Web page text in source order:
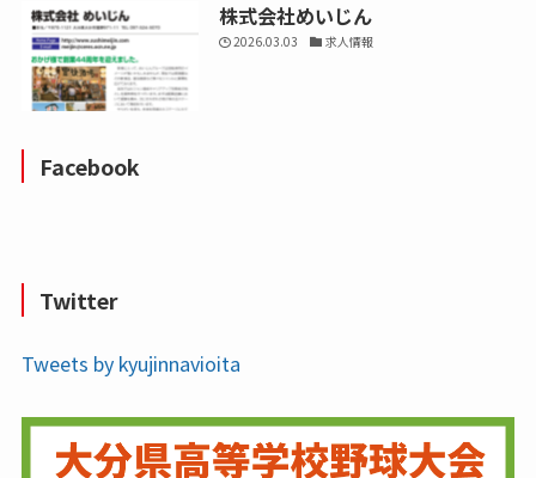
株式会社めいじん
2026.03.03 求人情報
Facebook
Twitter
Tweets by kyujinnavioita